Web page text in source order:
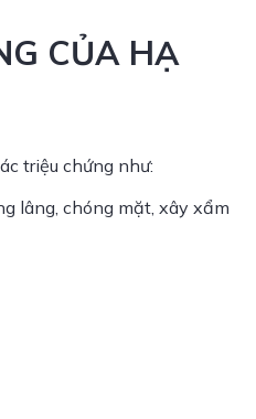
CỦA HẠ
triệu chứng như:
lâng, chóng mặt, xây xẩm